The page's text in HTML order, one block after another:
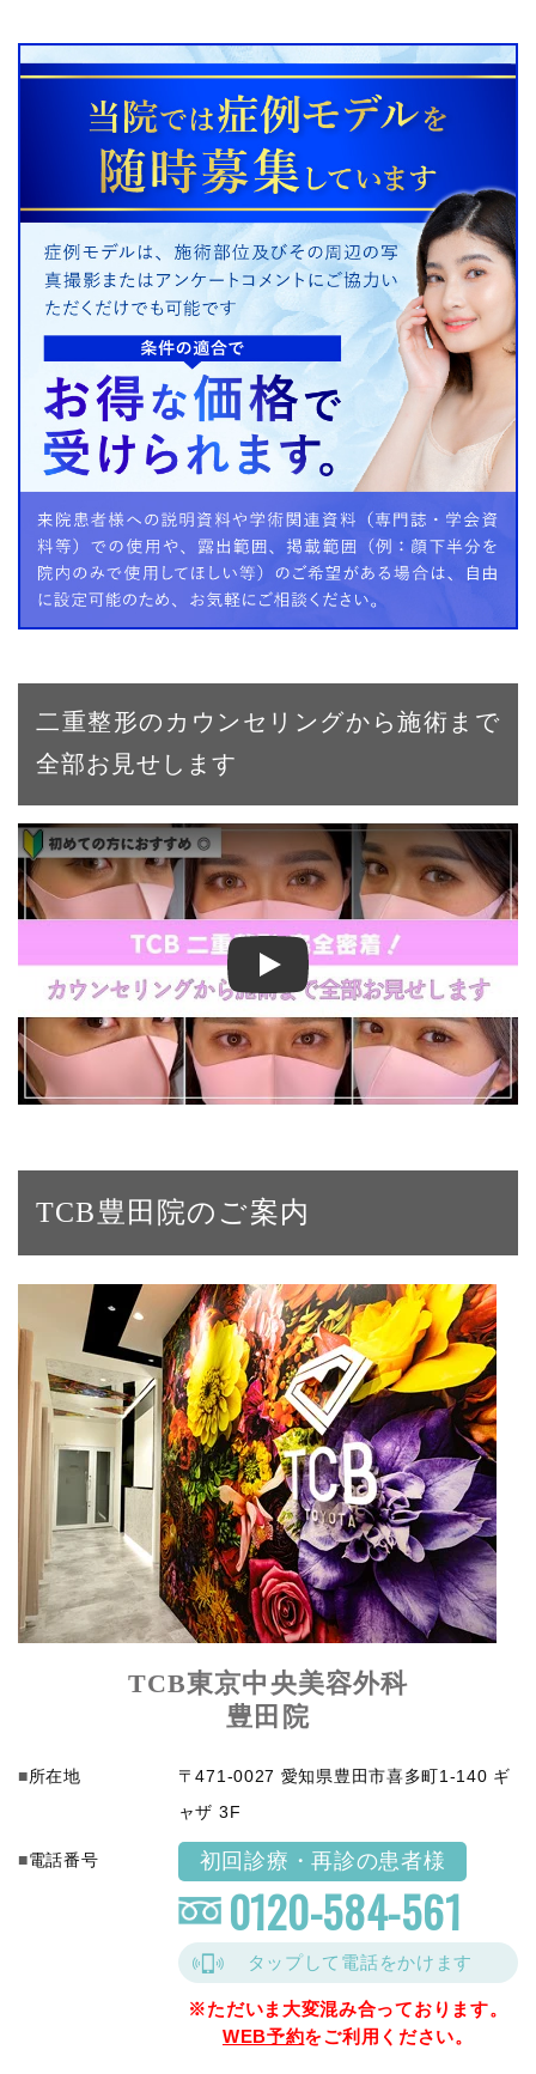
二重整形のカウンセリングから施術まで
全部お見せします
【二重整形】二重埋没法で左右対称＆くっきり
TCB豊田院のご案内
TCB東京中央美容外科
豊田院
所在地
〒471-0027 愛知県豊田市喜多町1-140 ギ
ャザ 3F
電話番号 初回診療・再診の患者様
0120-584-561
タップして電話をかけます
※ただいま大変混み合っております。
WEB予約をご利用ください。